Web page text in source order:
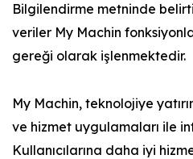
Bilgilendirme metninde
veriler My Machin
gereği olarak işlenmektedir.
My Machin, teknolojiye
ve hizmet uygulamaları ile
Kullanıcılarına daha iyi